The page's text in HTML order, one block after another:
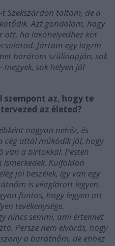
Szekszárdon töltöm, de a
Azt gondolom, hogy
ott, ha lakóhelyedhez köt
Jártam egy lagzin
barátom szülinapján, sok
sok helyen jól
szempont az, hogy te
az életed?
nagyon nehéz, és
cég attól működik jól, hogy
van a birtokkal. Pesten
Külföldön
jól beszélek, így van egy
is világlátott legyen.
fontos, hogy legyen ott
tevékenysége.
nincs semmi, ami értelmet
Persze nem elvárás, hogy
a barátnőm, de ehhez